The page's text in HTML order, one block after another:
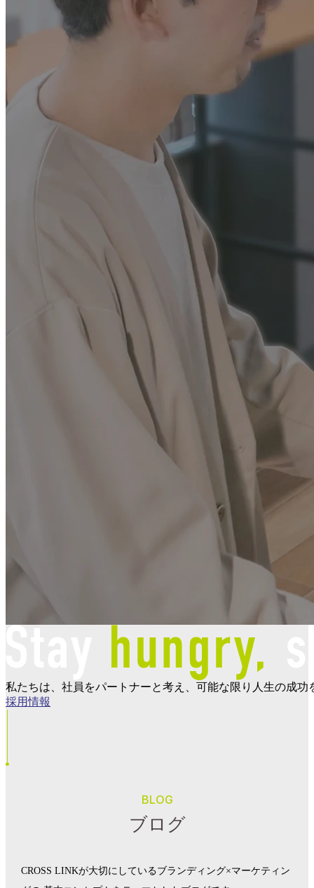
私たちは、社員をパートナーと考え、可能な限り人生の成功
採用情報
BLOG
ブログ
CROSS LINKが大切にしているブランディング×マーケティン